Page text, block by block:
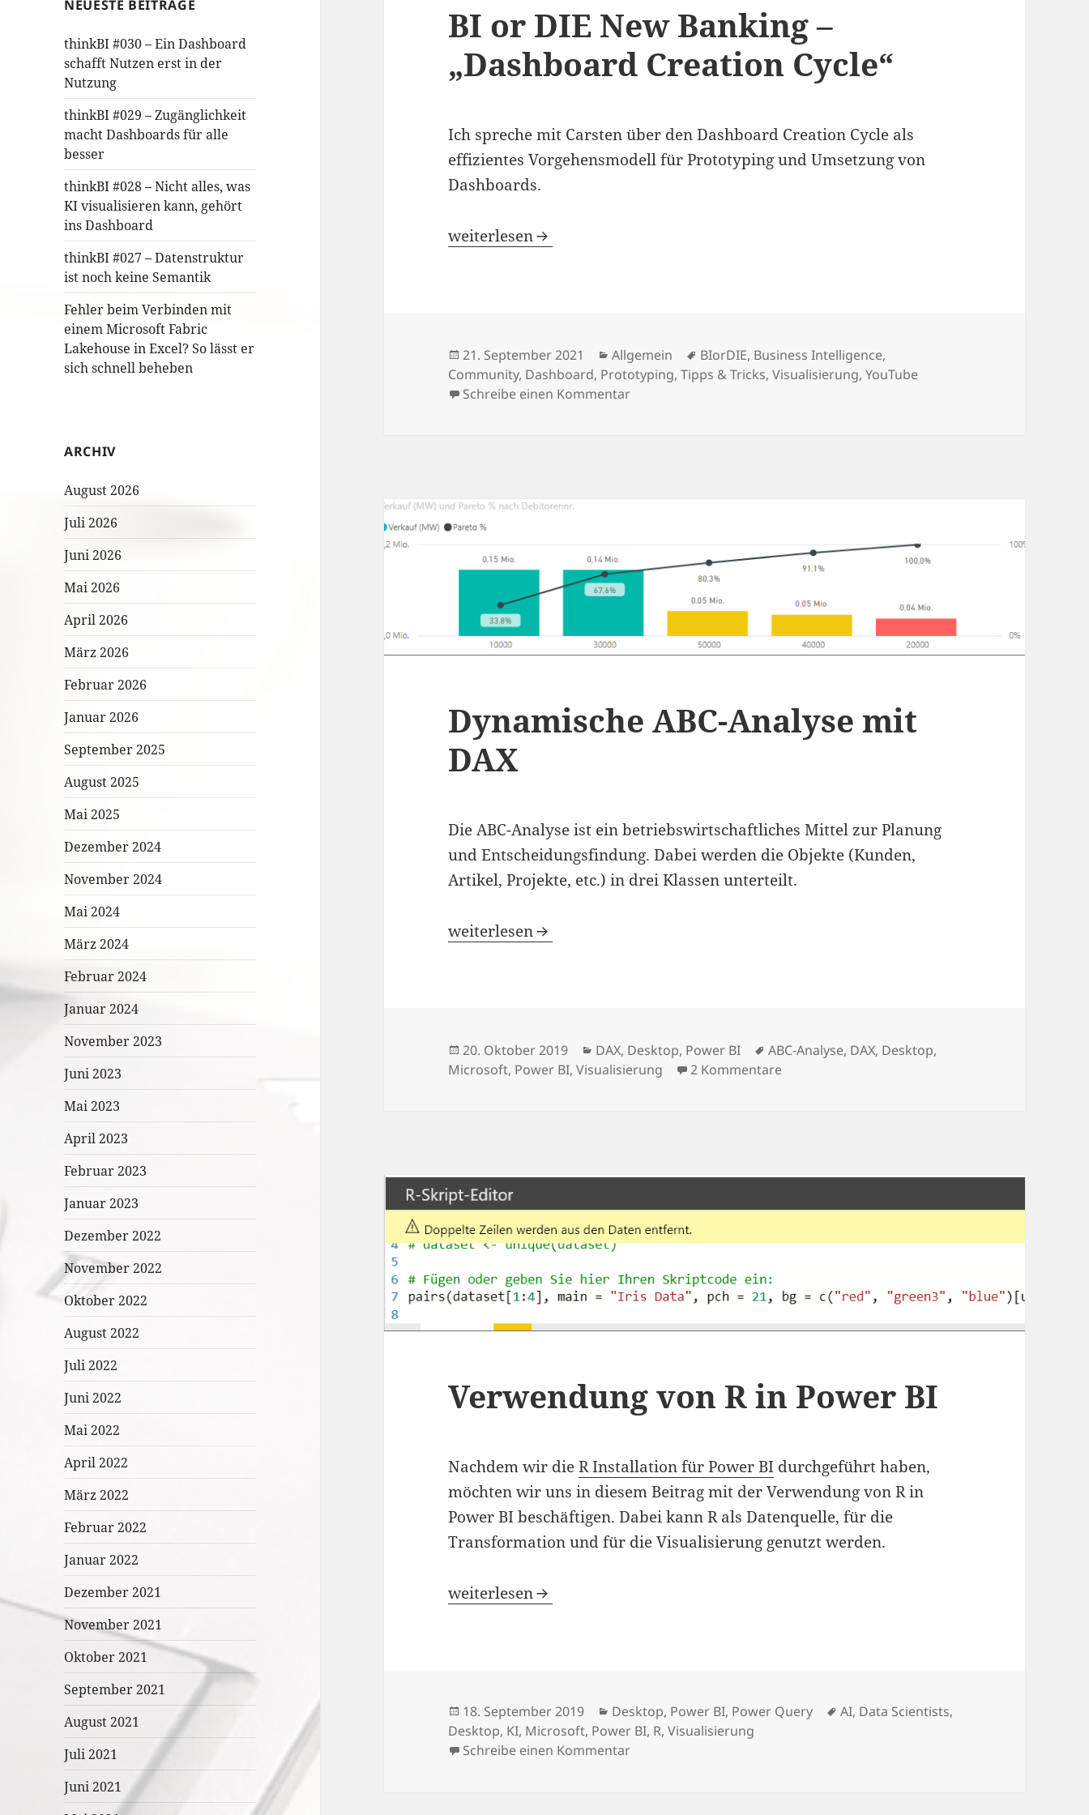
NEUESTE BEITRÄGE
thinkBI #030 – Ein Dashboard
schafft Nutzen erst in der
Nutzung
thinkBI #029 – Zugänglichkeit
macht Dashboards für alle
besser
thinkBI #028 – Nicht alles, was
KI visualisieren kann, gehört
ins Dashboard
thinkBI #027 – Datenstruktur
ist noch keine Semantik
Fehler beim Verbinden mit
einem Microsoft Fabric
Lakehouse in Excel? So lässt er
sich schnell beheben
ARCHIV
August 2026
Juli 2026
Juni 2026
Mai 2026
April 2026
März 2026
Februar 2026
Januar 2026
September 2025
August 2025
Mai 2025
Dezember 2024
November 2024
Mai 2024
März 2024
Februar 2024
Januar 2024
November 2023
Juni 2023
Mai 2023
April 2023
Februar 2023
Januar 2023
Dezember 2022
November 2022
Oktober 2022
August 2022
Juli 2022
Juni 2022
Mai 2022
April 2022
März 2022
Februar 2022
Januar 2022
Dezember 2021
November 2021
Oktober 2021
September 2021
August 2021
Juli 2021
Juni 2021
BI or DIE New Banking –
„Dashboard Creation Cycle“
Ich spreche mit Carsten über den Dashboard Creation Cycle als
effizientes Vorgehensmodell für Prototyping und Umsetzung von
Dashboards.
BI or DIE New Banking – „Dashboard Creation Cycle“
weiterlesen
Veröffentlicht
am
21. September 2021 Kategorien
Allgemein Schlagwörter
BIorDIE, Business Intelligence,
Community, Dashboard, Prototyping,Tipps & Tricks,Visualisierung,YouTube
Schreibe einen Kommentarzu BI or DIE New Banking – „Dashboard Creation Cycle“
Dynamische ABC-Analyse mit
DAX
Die ABC-Analyse ist ein betriebswirtschaftliches Mittel zur Planung
und Entscheidungsfindung. Dabei werden die Objekte (Kunden,
Artikel, Projekte, etc.) in drei Klassen unterteilt.
Dynamische ABC-Analyse mit DAX
weiterlesen
Veröffentlicht
am
20. Oktober 2019 Kategorien
DAX, Desktop, Power BI Schlagwörter
ABC-Analyse, DAX, Desktop,
Microsoft, Power BI,Visualisierung 2 Kommentarezu Dynamische ABC-Analyse mit DAX
Verwendung von R in Power BI
Nachdem wir dieR Installation für Power BI durchgeführt haben,
möchten wir uns in diesem Beitrag mit der Verwendung von R in
Power BI beschäftigen. Dabei kann R als Datenquelle, für die
Transformation und für die Visualisierung genutzt werden.
Verwendung von R in Power BI
weiterlesen
Veröffentlicht
am
18. September 2019 Kategorien
Desktop, Power BI, Power Query Schlagwörter
AI, Data Scientists,
Desktop, KI, Microsoft, Power BI, R,Visualisierung
Schreibe einen Kommentarzu Verwendung von R in Power BI